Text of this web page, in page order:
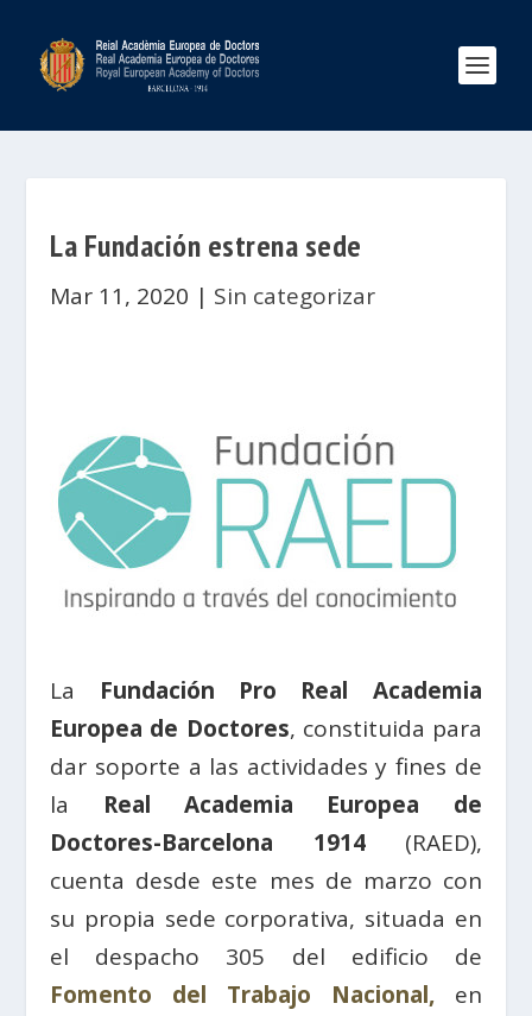
La Fundación estrena sede
Mar 11, 2020 | Sin categorizar
La Fundación Pro Real Academia
Europea de Doctores, constituida para
dar soporte a las actividades y fines de
la Real Academia Europea de
Doctores-Barcelona 1914(RAED),
cuenta desde este mes de marzo con
su propia sede corporativa, situada en
el despacho 305 del edificio de
Fomento del Trabajo Nacional,en